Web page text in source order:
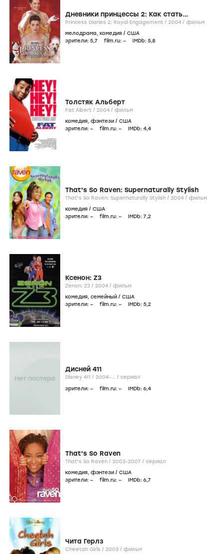
Дневники принцессы 2: Как стать
королевой
Princess Diaries 2: Royal Engagement / 2004 / фильм
мелодрама, комедия / США
зрители: 5,7 film.ru: – IMDb: 5,8
Толстяк Альберт
Fat Albert / 2004 / фильм
комедия, фэнтези / США
зрители: – film.ru: – IMDb: 4,4
That's So Raven: Supernaturally Stylish
That's So Raven: Supernaturally Stylish / 2004 / фильм
комедия / США
зрители: – film.ru: – IMDb: 7,2
Ксенон: Z3
Zenon: Z3 / 2004 / фильм
комедия, семейный / США
зрители: – film.ru: – IMDb: 5,2
Дисней 411
Disney 411 / 2004-... / сериал
зрители: – film.ru: – IMDb: 6,4
That's So Raven
That's So Raven / 2003-2007 / сериал
комедия, фэнтези / США
зрители: – film.ru: – IMDb: 6,7
Чита Герлз
Cheetah Girls / 2003 / фильм